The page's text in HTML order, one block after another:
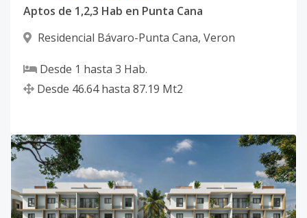
Aptos de 1,2,3 Hab en Punta Cana
Residencial Bávaro-Punta Cana, Veron
Desde 1 hasta 3 Hab.
Desde 46.64 hasta 87.19 Mt2